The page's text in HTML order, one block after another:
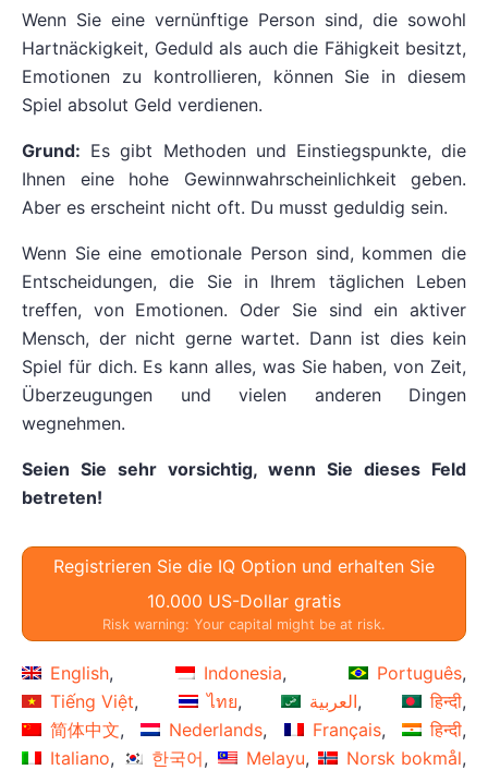
Wenn Sie eine vernünftige Person sind, die sowohl
Hartnäckigkeit, Geduld als auch die Fähigkeit besitzt,
Emotionen zu kontrollieren, können Sie in diesem
Spiel absolut Geld verdienen.
Grund: Es gibt Methoden und Einstiegspunkte, die
Ihnen eine hohe Gewinnwahrscheinlichkeit geben.
Aber es erscheint nicht oft. Du musst geduldig sein.
Wenn Sie eine emotionale Person sind, kommen die
Entscheidungen, die Sie in Ihrem täglichen Leben
treffen, von Emotionen. Oder Sie sind ein aktiver
Mensch, der nicht gerne wartet. Dann ist dies kein
Spiel für dich. Es kann alles, was Sie haben, von Zeit,
Überzeugungen und vielen anderen Dingen
wegnehmen.
Seien Sie sehr vorsichtig, wenn Sie dieses Feld
betreten!
Registrieren Sie die IQ Option und erhalten Sie
10.000 US-Dollar gratis
Risk warning: Your capital might be at risk.
English Indonesia
Português
Tiếng Việt
ไทย العربية
हिन्दी
简体中文
Nederlands Français
हिन्दी
Italiano
한국어 Melayu
Norsk bokmål